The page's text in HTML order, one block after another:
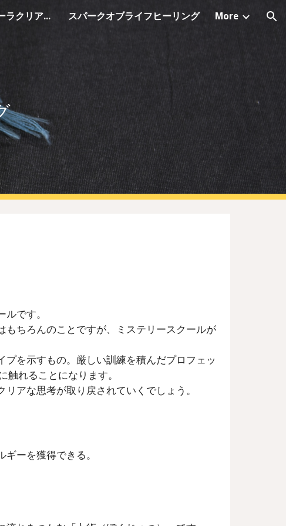
シャーマニック・オーラクリアリング スパークオブライフヒーリング More
です。
ちろんのことですが、ミステリースクールが
を示すもの。厳しい訓練を積んだプロフェッ
れることになります。
アな思考が取り戻されていくでしょう。
ーを獲得できる。